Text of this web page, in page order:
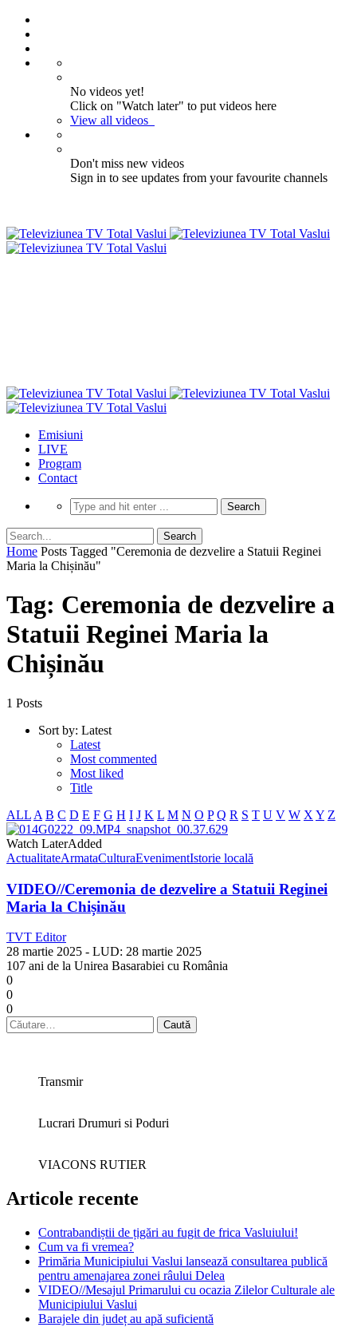
No videos yet!
Click on "Watch later" to put videos here
View all videos
Don't miss new videos
Sign in to see updates from your favourite channels
Emisiuni
LIVE
Program
Contact
Home Posts Tagged "Ceremonia de dezvelire a Statuii Reginei
Maria la Chișinău"
Tag: Ceremonia de dezvelire a
Statuii Reginei Maria la
Chișinău
1 Posts
Sort by: Latest
Latest
Most commented
Most liked
Title
ALL A B C D E F G H I J K L M N O P Q R S T U V W X Y Z
Watch LaterAdded
ActualitateArmataCulturaEvenimentIstorie locală
VIDEO//Ceremonia de dezvelire a Statuii Reginei
Maria la Chișinău
TVT Editor
28 martie 2025 - LUD: 28 martie 2025
107 ani de la Unirea Basarabiei cu România
0
0
0
Caută
după:
Transmir
Lucrari Drumuri si Poduri
VIACONS RUTIER
Articole recente
Contrabandiștii de țigări au fugit de frica Vasluiului!
Cum va fi vremea?
Primăria Municipiului Vaslui lansează consultarea publică
pentru amenajarea zonei râului Delea
VIDEO//Mesajul Primarului cu ocazia Zilelor Culturale ale
Municipiului Vaslui
Barajele din județ au apă suficientă